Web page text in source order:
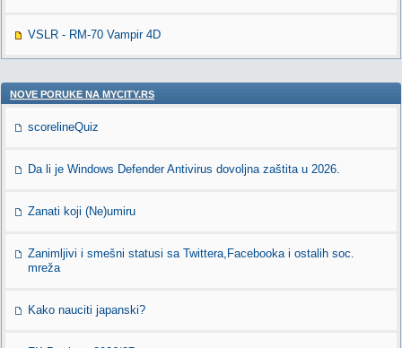
VSLR - RM-70 Vampir 4D
NOVE PORUKE NA MYCITY.RS
scorelineQuiz
Da li je Windows Defender Antivirus dovoljna zaštita u 2026.
Zanati koji (Ne)umiru
Zanimljivi i smešni statusi sa Twittera,Facebooka i ostalih soc.
mreža
Kako nauciti japanski?